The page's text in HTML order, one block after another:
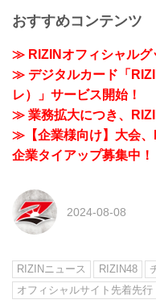
おすすめコンテンツ
≫ RIZINオフィシャルグ
≫ デジタルカード「
レ）」サービス開始！
≫ 業務拡大につき、
≫【企業様向け】大会、
企業タイアップ募集中！
2024-08-08
RIZINニュース RIZIN48
オフィシャルサイト先着先行